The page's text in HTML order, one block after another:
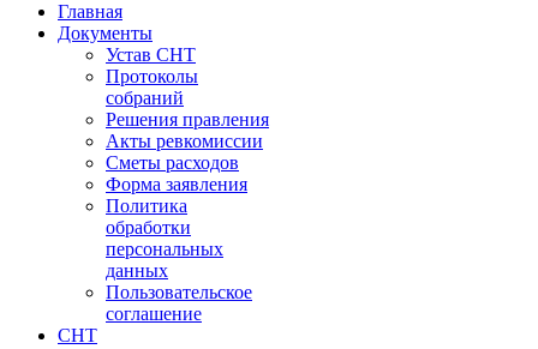
Главная
Документы
Устав СНТ
Протоколы
собраний
Решения правления
Акты ревкомиссии
Сметы расходов
Форма заявления
Политика
обработки
персональных
данных
Пользовательское
соглашение
СНТ